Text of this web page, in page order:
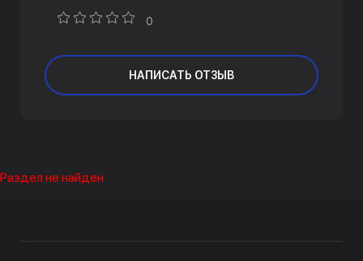
0
НАПИСАТЬ ОТЗЫВ
Раздел не найден